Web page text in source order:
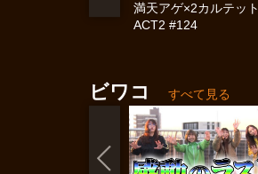
満天アゲ×2カルテッ
ACT2 #124
ビワコ すべて見る